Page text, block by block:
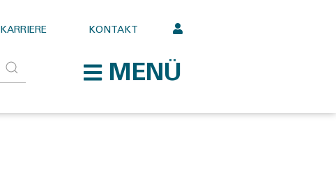
KARRIERE KONTAKT
MENÜ